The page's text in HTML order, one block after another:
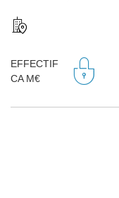
EFFECTIF
CA M€